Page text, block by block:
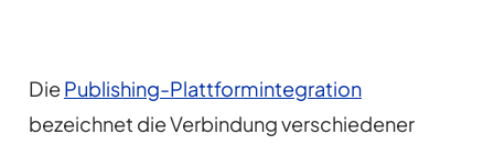
DiePublishing-Plattformintegration
bezeichnet die Verbindung verschiedener